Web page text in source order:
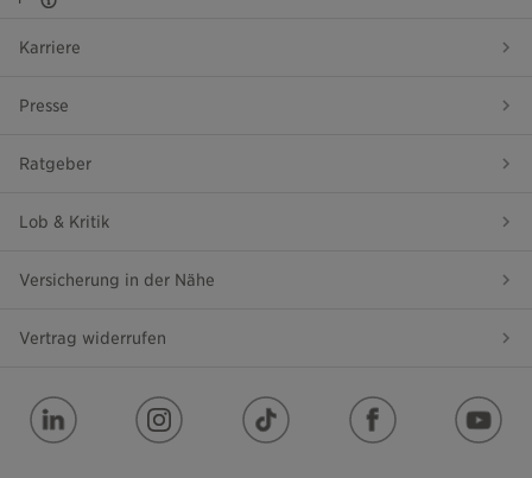
Karriere
Presse
Ratgeber
Lob & Kritik
Versicherung in der Nähe
Vertrag widerrufen